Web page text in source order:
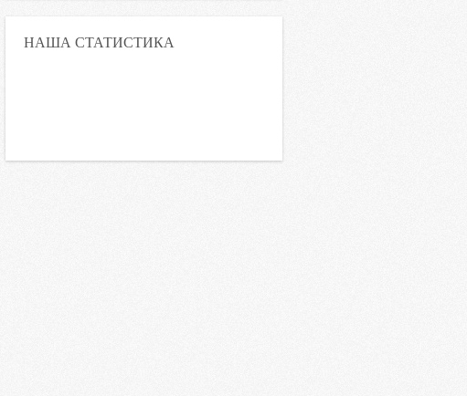
НАША СТАТИСТИКА